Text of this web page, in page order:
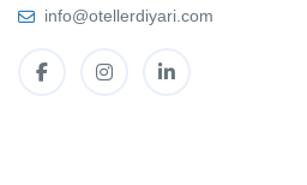
info@otellerdiyari.com